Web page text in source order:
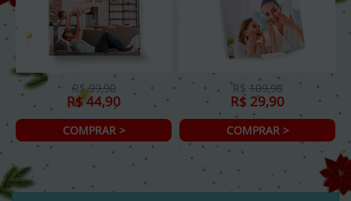
R$99,90
R$ 44,90
COMPRAR >
R$ 109,90
R$ 29,90
COMPRAR >